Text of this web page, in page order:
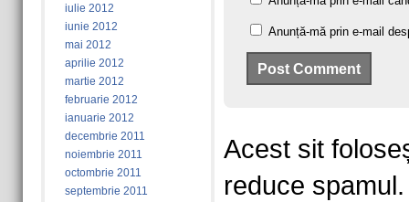
iulie 2012
iunie 2012
mai 2012
aprilie 2012
martie 2012
februarie 2012
ianuarie 2012
decembrie 2011
noiembrie 2011
octombrie 2011
septembrie 2011
Anunță-mă prin e-mail
Acest sit
reduce